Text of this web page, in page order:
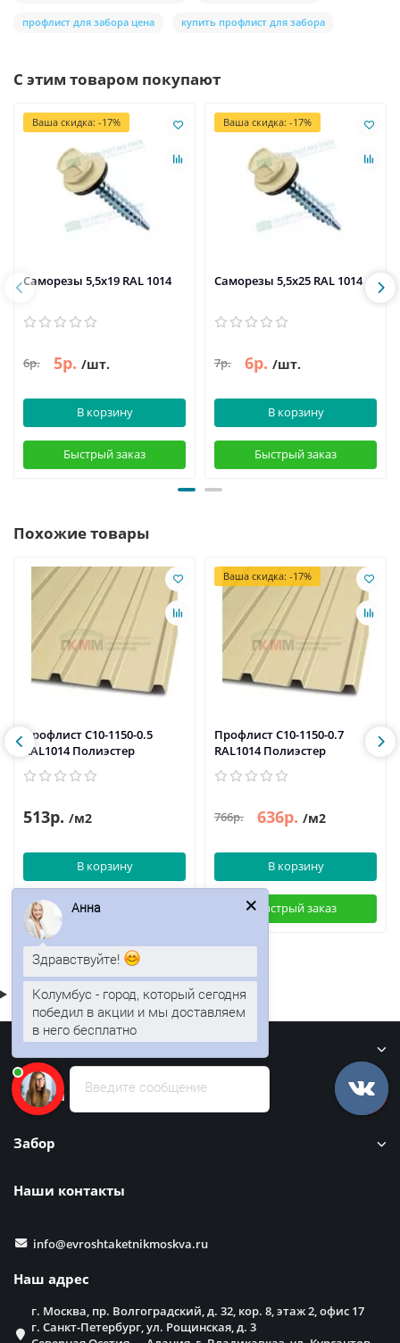
профлист для забора цена купить профлист для забора
С этим товаром покупают
Ваша скидка: -17%
Саморезы 5,5х19 RAL 1014
6р. 5р. /шт.
В корзину
Быстрый заказ
Ваша скидка: -17%
Саморезы 5,5х25 RAL 1014
7р. 6р. /шт.
В корзину
Быстрый заказ
Похожие товары
Профлист С10-1150-0.5
RAL1014 Полиэстер
513р. /м2
В корзину
Быстрый заказ
Ваша скидка: -17%
Профлист С10-1150-0.7
RAL1014 Полиэстер
766р. 636р. /м2
В корзину
Быстрый заказ
Информация
Кровля
Забор
Наши контакты
info@evroshtaketnikmoskva.ru
Наш адрес
г. Москва, пр. Волгоградский, д. 32, кор. 8, этаж 2, офис 17
г. Санкт-Петербург, ул. Рощинская, д. 3
Введите сообщение
Анна
Здравствуйте!
Колумбус - город, который сегодня
победил в акции и мы доставляем
в него бесплатно